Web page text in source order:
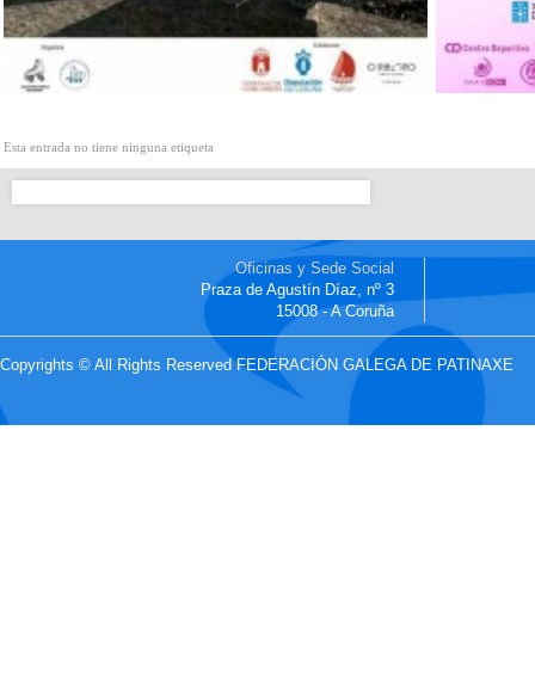
Esta entrada no tiene ninguna etiqueta
Oficinas y Sede Social
Praza de Agustín Díaz, nº 3
15008 - A Coruña
Copyrights © All Rights Reserved FEDERACIÓN GALEGA DE PATINAXE